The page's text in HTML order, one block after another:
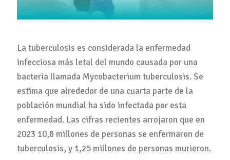
La tuberculosis es considerada la enfermedad
infecciosa más letal del mundo causada por una
bacteria llamada Mycobacterium tuberculosis. Se
estima que alrededor de una cuarta parte de la
población mundial ha sido infectada por esta
enfermedad. Las cifras recientes arrojaron que en
2023 10,8 millones de personas se enfermaron de
tuberculosis, y 1,25 millones de personas murieron.